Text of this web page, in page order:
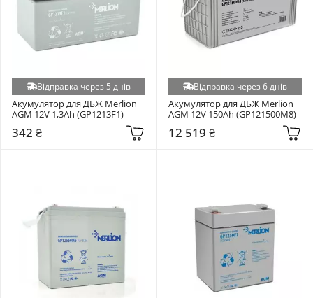
Відправка через 5 днів
Акумулятор для ДБЖ Merlion
AGM 12V 1,3Ah (GP1213F1)
342 ₴
Відправка через 6 днів
Акумулятор для ДБЖ Merlion
AGM 12V 150Ah (GP121500M8)
12 519 ₴